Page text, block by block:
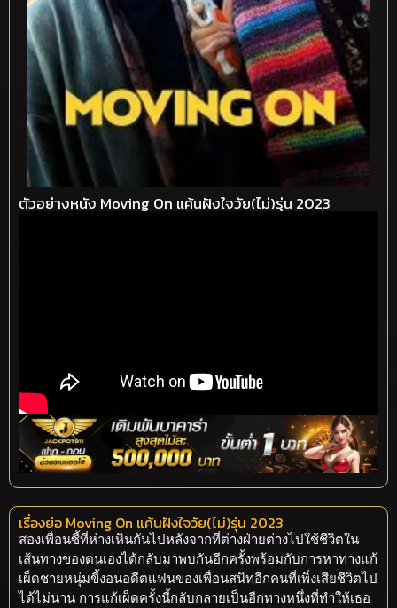
ตัวอย่างหนัง Moving On แค้นฝังใจวัย(ไม่)รุ่น 2023
เรื่องย่อ Moving On แค้นฝังใจวัย(ไม่)รุ่น 2023
สองเพื่อนซี้ที่ห่างเหินกันไปหลังจากที่ต่างฝ่ายต่างไปใช้ชีวิตใน
เส้นทางของตนเองได้กลับมาพบกันอีกครั้งพร้อมกับการหาทางแก้
เผ็ดชายหนุ่มขี้งอนอดีตแฟนของเพื่อนสนิทอีกคนที่เพิ่งเสียชีวิตไป
ได้ไม่นาน การแก้เผ็ดครั้งนี้กลับกลายเป็นอีกทางหนึ่งที่ทำให้เธอ